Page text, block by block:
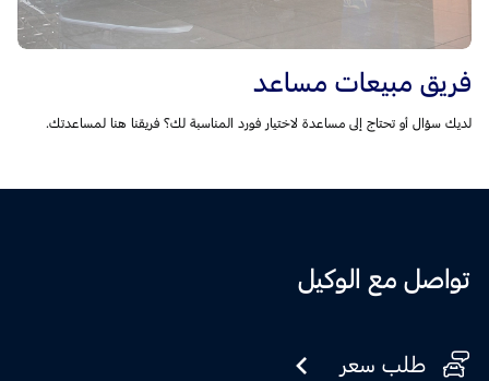
فريق مبيعات مساعد
لديك سؤال أو تحتاج إلى مساعدة لاختيار فورد المناسبة لك؟ فريقنا هنا لمساعدتك.
تواصل مع الوكيل
طلب سعر